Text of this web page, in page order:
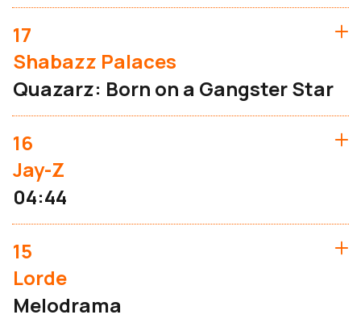
17
Shabazz Palaces
Quazarz: Born on a Gangster Star
16
Jay-Z
04:44
15
Lorde
Melodrama